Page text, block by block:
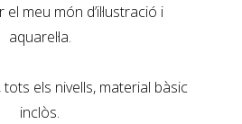
meu món d’il·lustració i
aquarel·la.
els nivells, material bàsic
inclòs.